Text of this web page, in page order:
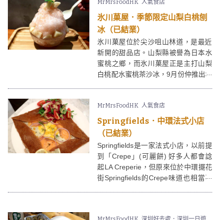
葡匯咪走雞葡國餐廳啦！
MrMrsFoodHK 人氣食店
氷川菓屋．季節限定山梨白桃刨
冰（已結業）
氷川菓屋位於尖沙咀山林道，是最近
新開的甜品店。山梨縣被譽為日本水
蜜桃之鄉，而氷川菓屋正是主打山梨
白桃配水蜜桃茶沙冰，9月份仲推出埋
期就快完，想試的話就要抓緊白桃的
「尾巴」一試喇！氷川菓屋當然仲有
其他多款口味刨冰選擇。
MrMrsFoodHK 人氣食店
Springfields．中環法式小店
（已結業）
Springfields是一家法式小店，以前提
到「Crepe」(可麗餅) 好多人都會諗
起LA Creperie，但原來位於中環擺花
街Springfields的Crepe味道也相當不